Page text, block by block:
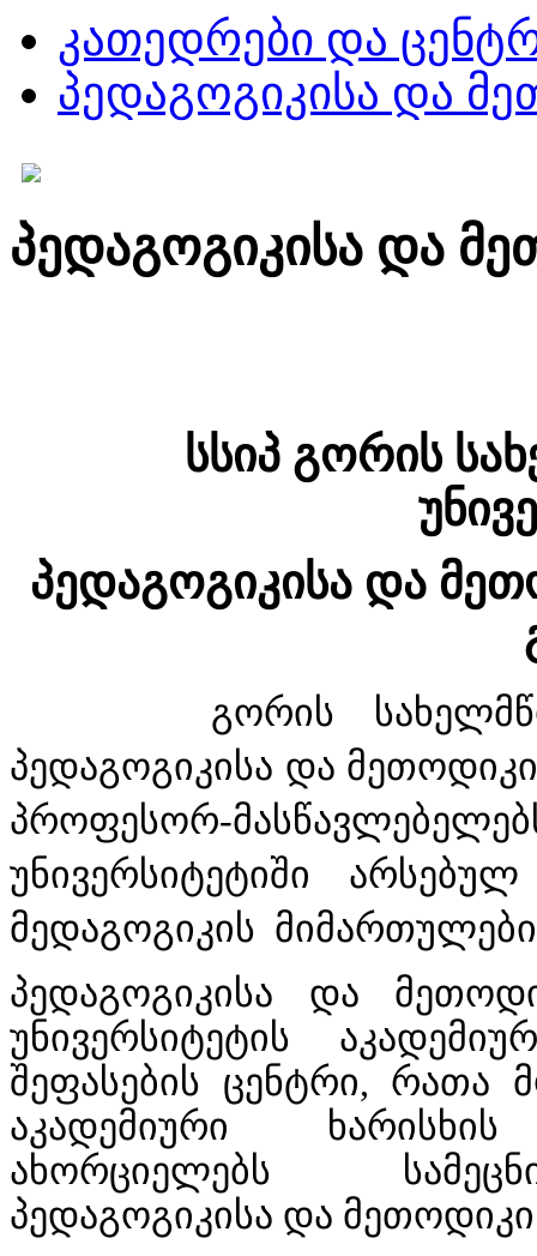
კათედრები და
პედაგოგიკისა და
პედაგოგიკისა და
სსიპ გორის
პედაგოგიკისა და
გორის
პედაგოგიკისა და
პროფესორ-
უნივერსიტეტიში
მედაგოგიკის
პედაგოგიკისა და
უნივერსიტეტის
შეფასების ცენტრი, რათა
აკადემიური
ახორციელებს
პედაგოგიკისა და